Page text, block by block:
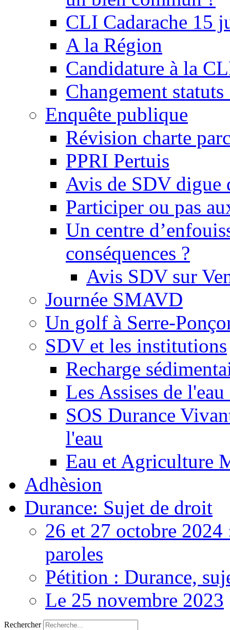
CLI Cadarache 15
A la Région
Candidature à la
Changement
Enquête publique
Révision charte
PPRI Pertuis
Avis de SDV digue
Participer ou pas
Un centre
conséquences ?
Avis SDV sur
Journée SMAVD
Un golf à Serre-
SDV et les institutions
Recharge
Les Assises de
SOS Durance
l'eau
Eau et Agriculture
Adhèsion
Durance: Sujet de droit
26 et 27 octobre 2024
paroles
Pétition : Durance,
Le 25 novembre 2023
Rechercher